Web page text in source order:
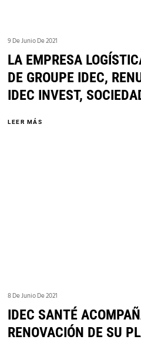
9 De Junio De 2021
LA EMPRESA
DE GROUPE IDEC,
IDEC INVEST,
LEER MÁS
8 De Junio De 2021
IDEC SANTÉ
RENOVACIÓN DE SU